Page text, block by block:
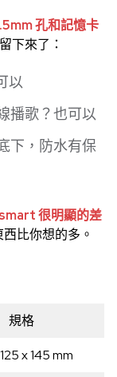
孔和記憶卡
下來了：
以
播歌？也可以
下，防水有保
很明顯的差
比你想的多。
規格
x 145 mm